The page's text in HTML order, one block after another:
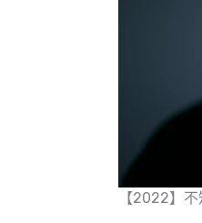
【2022】